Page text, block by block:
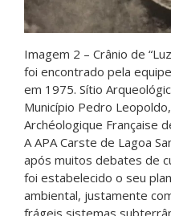
Imagem 2 – Crânio de
foi encontrado pela
em 1975. Sítio
Município Pedro
Archéologique Française
A APA Carste de Lagoa
após muitos debates de
foi estabelecido o seu
ambiental, justamente